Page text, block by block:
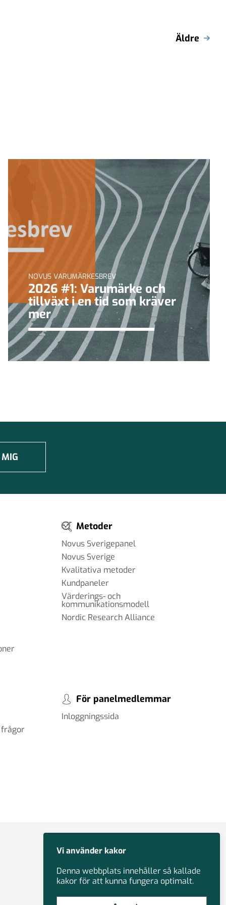
Äldre
NOVUS VARUMÄRKESBREV
2026 #1: Varumärke och
tillväxt i en tid som kräver
mer
Metoder
Novus Sverigepanel
Novus Sverige
Kvalitativa metoder
Kundpaneler
Värderings- och
kommunikationsmodell
Nordic Research Alliance
frågor
För panelmedlemmar
Inloggningssida
Vi använder kakor
Denna webbplats innehåller så kallade
kakor för att kunna fungera optimalt.